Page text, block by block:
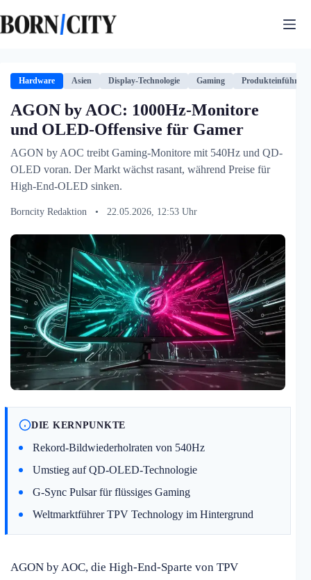
Inhalt
springen
Hardware Asien Display-Technologie Gaming Produkteinführung
AGON by AOC: 1000Hz-Monitore
und OLED-Offensive für Gamer
AGON by AOC treibt Gaming-Monitore mit 540Hz und QD-
OLED voran. Der Markt wächst rasant, während Preise für
High-End-OLED sinken.
Borncity Redaktion • 22.05.2026, 12:53 Uhr
DIE KERNPUNKTE
Rekord-Bildwiederholraten von 540Hz
Umstieg auf QD-OLED-Technologie
G-Sync Pulsar für flüssiges Gaming
Weltmarktführer TPV Technology im Hintergrund
AGON by AOC, die High-End-Sparte von TPV